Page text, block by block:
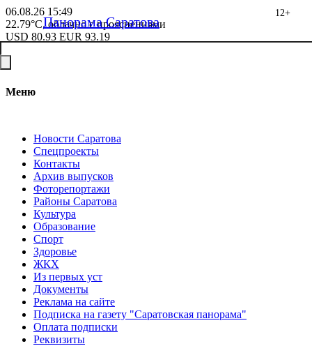
06.08.26 15:49
22.79°C, облачно с прояснениями
USD 80.93 EUR 93.19
Меню
Новости Саратова
Спецпроекты
Контакты
Архив выпусков
Фоторепортажи
Районы Саратова
Культура
Образование
Спорт
Здоровье
ЖКХ
Из пеpвых уст
Документы
Реклама на сайте
Подписка на газету "Саратовская панорама"
Оплата подписки
Реквизиты
Панорама Саратова
12+